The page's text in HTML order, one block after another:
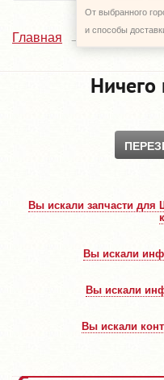
От выбранного
и способы
Главная Каталог
Ничего
Вы искали запчасти
Вы искали
Вы искали
Вы искали